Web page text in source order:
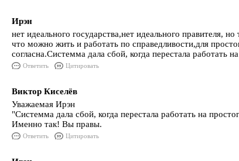
Ирэн
нет идеального государства,нет идеального правителя,
что можно жить и работать по справедливости,для
согласна.Системма дала сбой, когда перестала работать
Ответить Цитировать
Виктор Киселёв
Уважаемая Ирэн
"Системма дала сбой, когда перестала работать на
Именно так! Вы правы.
Ответить Цитировать